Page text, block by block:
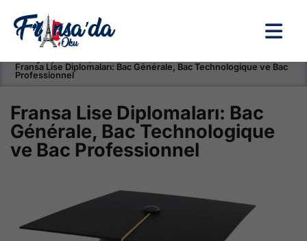
Fransa Lise Diplomaları: Bac Générale, Bac Technologique ve Bac
Professionnel
Fransa Lise Diplomaları: Bac
Générale, Bac Technologique
ve Bac Professionnel